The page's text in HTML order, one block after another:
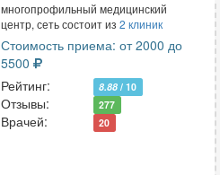
многопрофильный медицинский
центр, сеть состоит из 2 клиник
Стоимость приема: от 2000 до
5500
Рейтинг:
8.88 / 10
Отзывы: 277
Врачей: 20